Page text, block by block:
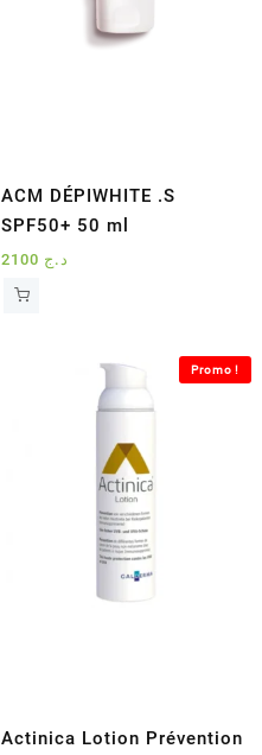
ACM DÉPIWHITE .S
SPF50+ 50 ml
د.ج
Promo !
Actinica Lotion Prévention